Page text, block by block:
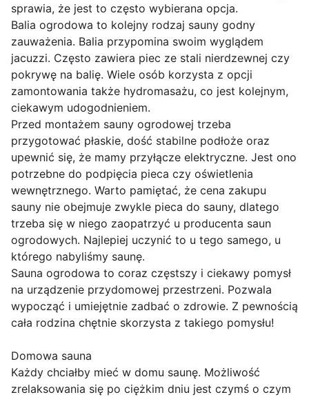
sprawia, że jest to często wybierana opcja.
Balia ogrodowa to kolejny rodzaj sauny godny
zauważenia. Balia przypomina swoim wyglądem
jacuzzi. Często zawiera piec ze stali nierdzewnej czy
pokrywę na balię. Wiele osób korzysta z opcji
zamontowania także hydromasażu, co jest kolejnym,
ciekawym udogodnieniem.
Przed montażem sauny ogrodowej trzeba
przygotować płaskie, dość stabilne podłoże oraz
upewnić się, że mamy przyłącze elektryczne. Jest ono
potrzebne do podpięcia pieca czy oświetlenia
wewnętrznego. Warto pamiętać, że cena zakupu
sauny nie obejmuje zwykle pieca do sauny, dlatego
trzeba się w niego zaopatrzyć u producenta saun
ogrodowych. Najlepiej uczynić to u tego samego, u
którego nabyliśmy saunę.
Sauna ogrodowa to coraz częstszy i ciekawy pomysł
na urządzenie przydomowej przestrzeni. Pozwala
wypocząć i umiejętnie zadbać o zdrowie. Z pewnością
cała rodzina chętnie skorzysta z takiego pomysłu!
Domowa sauna
Każdy chciałby mieć w domu saunę. Możliwość
zrelaksowania się po ciężkim dniu jest czymś o czym